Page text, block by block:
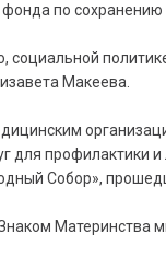
по
социальной
Макеева.
профилактики
Собор»,
Материнства